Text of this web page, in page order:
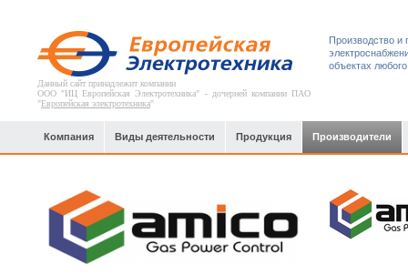
Данный сайт принадлежит компании
ООО "ИЦ Европейская Электротехника" - дочерней компании ПАО
"Европейская электротехника"
Производство и
объектах
Компания Виды деятельности Продукция Производители